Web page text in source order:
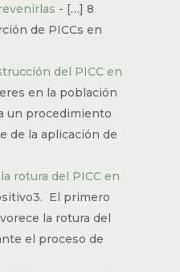
- […] 8
de PICCs en
del PICC en
en la población
un procedimiento
de la aplicación de
rotura del PICC en
El primero
la rotura del
el proceso de